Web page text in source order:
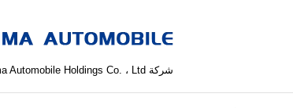
شركة Shandong Jinma Automobile Holdings Co. ، Ltd.